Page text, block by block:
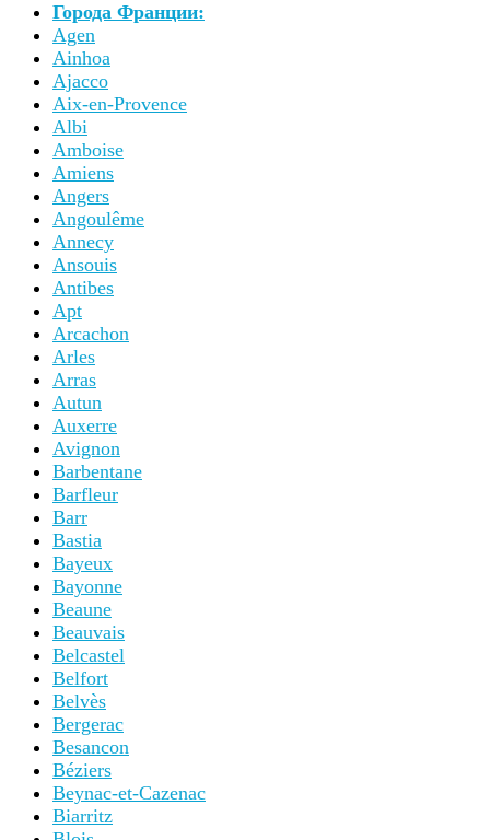
Города Франции:
Agen
Ainhoa
Ajacco
Aix-en-Provence
Albi
Amboise
Amiens
Angers
Angoulême
Annecy
Ansouis
Antibes
Apt
Arcachon
Arles
Arras
Autun
Auxerre
Avignon
Barbentane
Barfleur
Barr
Bastia
Bayeux
Bayonne
Beaune
Beauvais
Belcastel
Belfort
Belvès
Bergerac
Besancon
Béziers
Beynac-et-Cazenac
Biarritz